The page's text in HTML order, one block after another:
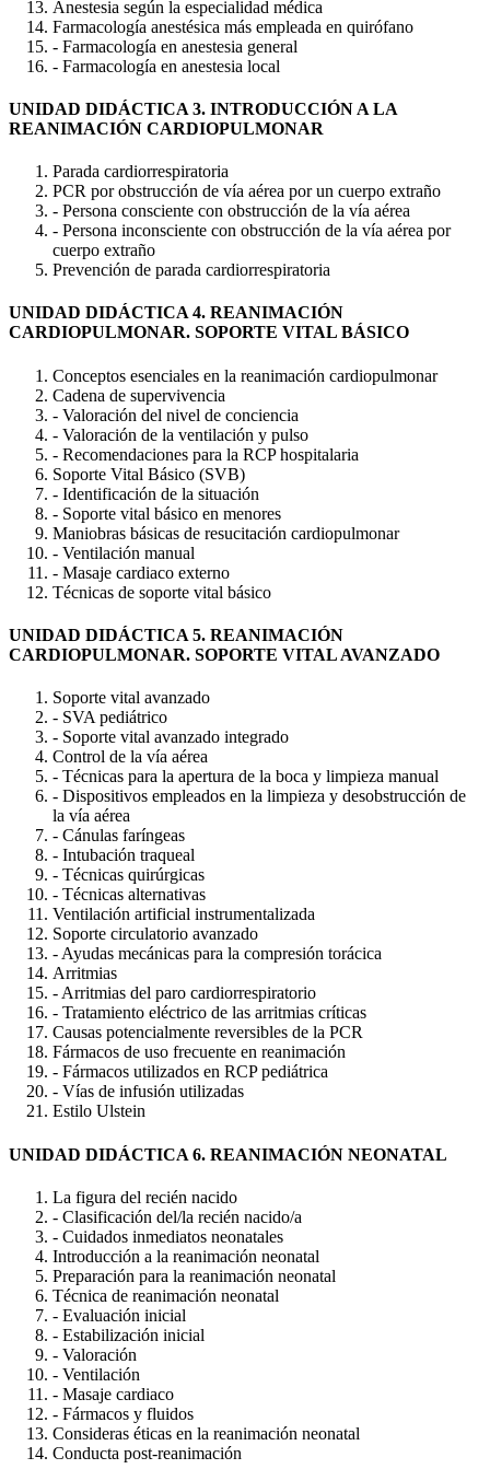
Anestesia según la especialidad médica
Farmacología anestésica más empleada en quirófano
- Farmacología en anestesia general
- Farmacología en anestesia local
UNIDAD DIDÁCTICA 3. INTRODUCCIÓN A LA
REANIMACIÓN CARDIOPULMONAR
Parada cardiorrespiratoria
PCR por obstrucción de vía aérea por un cuerpo extraño
- Persona consciente con obstrucción de la vía aérea
- Persona inconsciente con obstrucción de la vía aérea por
cuerpo extraño
Prevención de parada cardiorrespiratoria
UNIDAD DIDÁCTICA 4. REANIMACIÓN
CARDIOPULMONAR. SOPORTE VITAL BÁSICO
Conceptos esenciales en la reanimación cardiopulmonar
Cadena de supervivencia
- Valoración del nivel de conciencia
- Valoración de la ventilación y pulso
- Recomendaciones para la RCP hospitalaria
Soporte Vital Básico (SVB)
- Identificación de la situación
- Soporte vital básico en menores
Maniobras básicas de resucitación cardiopulmonar
- Ventilación manual
- Masaje cardiaco externo
Técnicas de soporte vital básico
UNIDAD DIDÁCTICA 5. REANIMACIÓN
CARDIOPULMONAR. SOPORTE VITAL AVANZADO
Soporte vital avanzado
- SVA pediátrico
- Soporte vital avanzado integrado
Control de la vía aérea
- Técnicas para la apertura de la boca y limpieza manual
- Dispositivos empleados en la limpieza y desobstrucción de
la vía aérea
- Cánulas faríngeas
- Intubación traqueal
- Técnicas quirúrgicas
- Técnicas alternativas
Ventilación artificial instrumentalizada
Soporte circulatorio avanzado
- Ayudas mecánicas para la compresión torácica
Arritmias
- Arritmias del paro cardiorrespiratorio
- Tratamiento eléctrico de las arritmias críticas
Causas potencialmente reversibles de la PCR
Fármacos de uso frecuente en reanimación
- Fármacos utilizados en RCP pediátrica
- Vías de infusión utilizadas
Estilo Ulstein
UNIDAD DIDÁCTICA 6. REANIMACIÓN NEONATAL
La figura del recién nacido
- Clasificación del/la recién nacido/a
- Cuidados inmediatos neonatales
Introducción a la reanimación neonatal
Preparación para la reanimación neonatal
Técnica de reanimación neonatal
- Evaluación inicial
- Estabilización inicial
- Valoración
- Ventilación
- Masaje cardiaco
- Fármacos y fluidos
Consideras éticas en la reanimación neonatal
Conducta post-reanimación